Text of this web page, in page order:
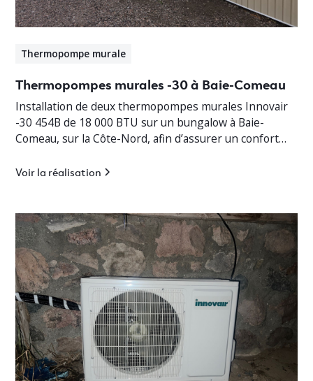
Thermopompe murale
Thermopompes murales -30 à Baie-Comeau
Installation de deux thermopompes murales Innovair
-30 454B de 18 000 BTU sur un bungalow à Baie-
Comeau, sur la Côte-Nord, afin d’assurer un confort
Voir la réalisation